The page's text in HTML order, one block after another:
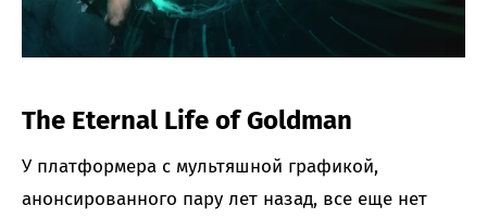
The Eternal Life of Goldman
У платформера с мультяшной графикой,
анонсированного пару лет назад, все еще нет